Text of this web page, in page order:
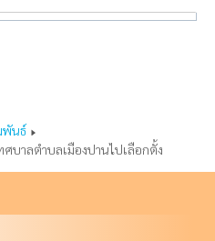
พันธ์
บาลตำบลเมืองปานไปเลือกตั้ง